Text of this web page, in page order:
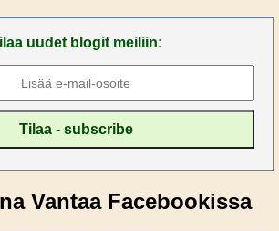
uudet blogit meiliin:
Vantaa Facebookissa